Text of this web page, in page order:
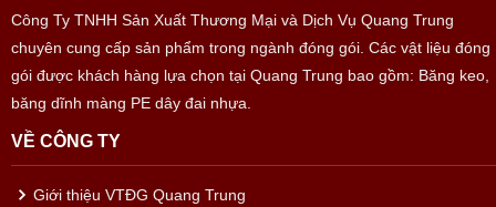
Công Ty TNHH Sản Xuất Thương Mại và Dịch Vụ Quang Trung
chuyên cung cấp sản phẩm trong ngành đóng gói. Các vật liệu đóng
gói được khách hàng lựa chọn tại Quang Trung bao gồm: Băng keo,
băng dĩnh màng PE dây đai nhựa.
VỀ CÔNG TY
Giới thiệu VTĐG Quang Trung